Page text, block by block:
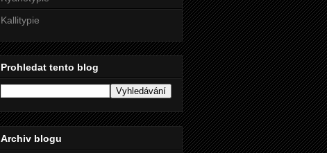
Kallitypie
Prohledat tento blog
Archiv blogu